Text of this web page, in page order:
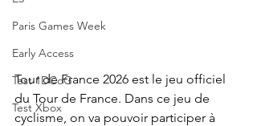
Paris Games Week
Early Access
Test 1DCoG
Test Xbox
Tour de France 2026 est le jeu officiel
du Tour de France. Dans ce jeu de
cyclisme, on va pouvoir participer à